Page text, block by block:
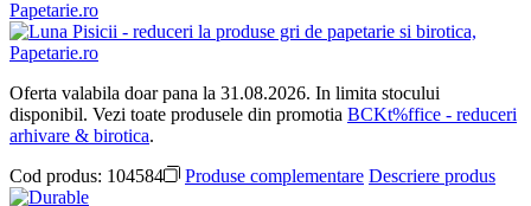
Oferta valabila doar pana la 31.08.2026. In limita stocului
disponibil. Vezi toate produsele din promotia BCKt%ffice - reduceri
arhivare & birotica.
Cod produs: 104584 Produse complementare Descriere produs